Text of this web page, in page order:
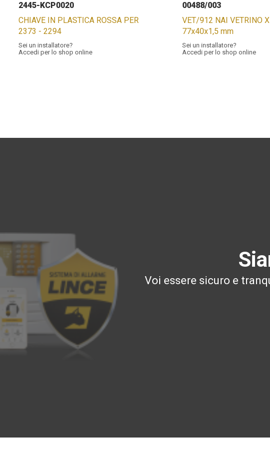
2445-KCP0020
CHIAVE IN PLASTICA ROSSA PER
2373 - 2294
Sei un installatore?
Accedi per lo shop online
00488/003
VET/912 NAI VETRINO
77x40x1,5 mm
Sei un installatore?
Accedi per lo shop online
Voi essere sicuro e